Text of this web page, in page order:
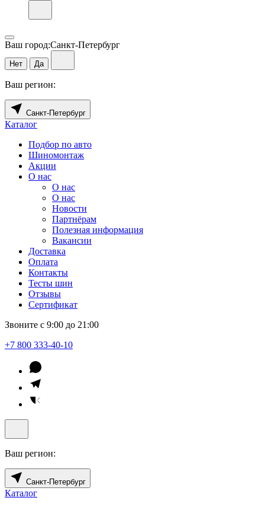
Ваш город:Санкт-Петербург
Нет Да
Ваш регион:
Санкт-Петербург
Каталог
Подбор по авто
Шиномонтаж
Акции
О нас
О нас
О нас
Новости
Партнёрам
Полезная информация
Вакансии
Доставка
Оплата
Контакты
Тесты шин
Отзывы
Сертификат
Звоните с 9:00 до 21:00
+7 800 333-40-10
Ваш регион:
Санкт-Петербург
Каталог